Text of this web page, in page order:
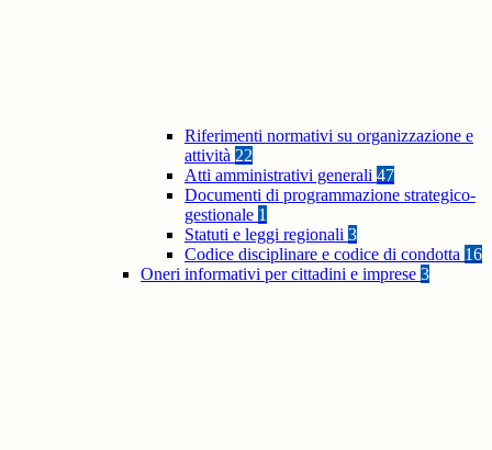
Riferimenti normativi su organizzazione e
attività 22
Atti amministrativi generali 47
Documenti di programmazione strategico-
gestionale 1
Statuti e leggi regionali 3
Codice disciplinare e codice di condotta 16
Oneri informativi per cittadini e imprese 3